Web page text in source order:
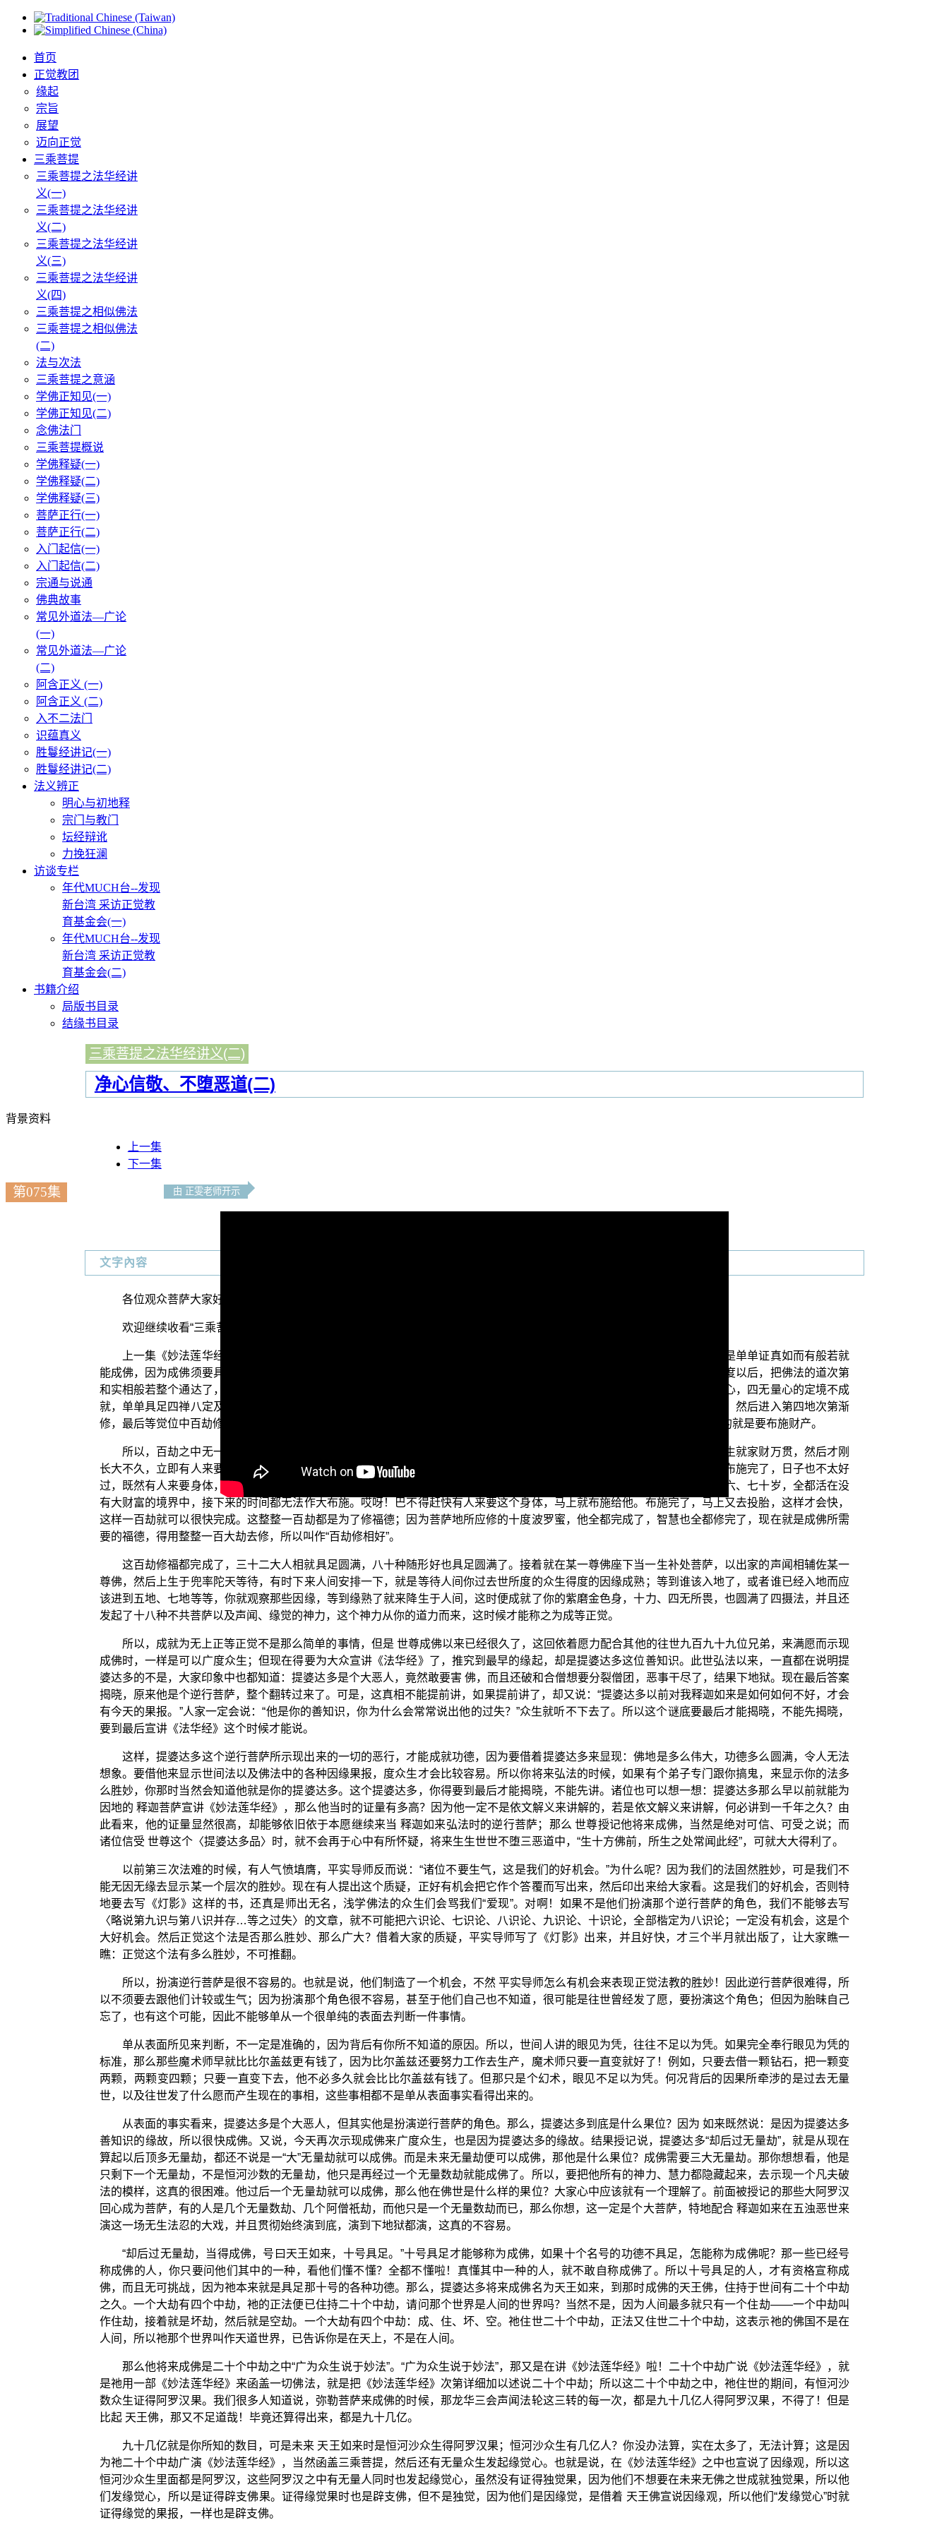
首页
正觉教团
缘起
宗旨
展望
迈向正觉
三乘菩提
三乘菩提之法华经讲
义(一)
三乘菩提之法华经讲
义(二)
三乘菩提之法华经讲
义(三)
三乘菩提之法华经讲
义(四)
三乘菩提之相似佛法
三乘菩提之相似佛法
(二)
法与次法
三乘菩提之意涵
学佛正知见(一)
学佛正知见(二)
念佛法门
三乘菩提概说
学佛释疑(一)
学佛释疑(二)
学佛释疑(三)
菩萨正行(一)
菩萨正行(二)
入门起信(一)
入门起信(二)
宗通与说通
佛典故事
常见外道法—广论
(一)
常见外道法—广论
(二)
阿含正义 (一)
阿含正义 (二)
入不二法门
识蕴真义
胜鬘经讲记(一)
胜鬘经讲记(二)
法义辨正
明心与初地释
宗门与教门
坛经辩讹
力挽狂澜
访谈专栏
年代MUCH台--发现
新台湾 采访正觉教
育基金会(一)
年代MUCH台--发现
新台湾 采访正觉教
育基金会(二)
书籍介绍
局版书目录
结缘书目录
三乘菩提之法华经讲义(二)
净心信敬、不堕恶道(二)
背景资料
上一集
下一集
第075集 由 正雯老师开示
文字內容
各位观众菩萨大家好：阿弥陀佛！
欢迎继续收看“三乘菩提之法华经讲义”。我们主要以 平实导师的《法华经讲义》的内容来为大家说明。
上一集《妙法莲华经》中的〈提婆达多品〉，我们讲到懂得《妙法莲华经》就有这个好处，当你把它听完，会知道说：不是单单证真如而有般若就
能成佛，因为成佛须要具备的功德是非常多的。六度波罗蜜一定要具足，但是具足了还不算成佛，还要继续把它圆满；圆满六度以后，把佛法的道次第
和实相般若整个通达了，才能入地。入地以后还有很多须要修的，乃至到三地满心犹如谷响的现观，如果没有具足慈悲喜舍之心，四无量心的定境不成
就，单单具足四禅八定及五神通与无生法忍，还是不能满足三地心的。当慈悲喜舍完成了，满足三地心，生起犹如谷响的现观，然后进入第四地次第渐
修，最后等觉位中百劫修相好，完全在修集福德；在这整整一百劫之中，取得色身的目的就是要布施内财，取得人间财产的目的就是要布施财产。
所以，百劫之中无一处非舍身处，无一时非舍命时，只怕人家不来求。人家不来求，福德的成就将会很慢。最好是刚一受生就家财万贯，然后才刚
长大不久，立即有人来要这些家财，于是马上布施；布施完了，立即就有人来要求你布施身体，当下又布施给他。因为财物都布施完了，日子也不太好
过，既然有人来要身体，就赶快给了，这样最好啦！所以，这两个人你都要感激，因为他们免除了你的麻烦，不然你得要活到六、七十岁，全都活在没
有大财富的境界中，接下来的时间都无法作大布施。哎呀！巴不得赶快有人来要这个身体，马上就布施给他。布施完了，马上又去投胎，这样才会快，
这样一百劫就可以很快完成。这整整一百劫都是为了修福德；因为菩萨地所应修的十度波罗蜜，他全都完成了，智慧也全都修完了，现在就是成佛所需
要的福德，得用整整一百大劫去修，所以叫作“百劫修相好”。
这百劫修福都完成了，三十二大人相就具足圆满，八十种随形好也具足圆满了。接着就在某一尊佛座下当一生补处菩萨，以出家的声闻相辅佐某一
尊佛，然后上生于兜率陀天等待，有时下来人间安排一下，就是等待人间你过去世所度的众生得度的因缘成熟；等到谁该入地了，或者谁已经入地而应
该进到五地、七地等等，你就观察那些因缘，等到缘熟了就来降生于人间，这时便成就了你的紫磨金色身，十力、四无所畏，也圆满了四摄法，并且还
发起了十八种不共菩萨以及声闻、缘觉的神力，这个神力从你的道力而来，这时候才能称之为成等正觉。
所以，成就为无上正等正觉不是那么简单的事情，但是 世尊成佛以来已经很久了，这回依着愿力配合其他的往世九百九十九位兄弟，来满愿而示现
成佛时，一样是可以广度众生；但现在得要为大众宣讲《法华经》了，推究到最早的缘起，却是提婆达多这位善知识。此世弘法以来，一直都在说明提
婆达多的不是，大家印象中也都知道：提婆达多是个大恶人，竟然敢要害 佛，而且还破和合僧想要分裂僧团，恶事干尽了，结果下地狱。现在最后答案
揭晓，原来他是个逆行菩萨，整个翻转过来了。可是，这真相不能提前讲，如果提前讲了，却又说：“提婆达多以前对我释迦如来是如何如何不好，才会
有今天的果报。”人家一定会说：“他是你的善知识，你为什么会常常说出他的过失？”众生就听不下去了。所以这个谜底要最后才能揭晓，不能先揭晓，
要到最后宣讲《法华经》这个时候才能说。
这样，提婆达多这个逆行菩萨所示现出来的一切的恶行，才能成就功德，因为要借着提婆达多来显现：佛地是多么伟大，功德多么圆满，令人无法
想象。要借他来显示世间法以及佛法中的各种因缘果报，度众生才会比较容易。所以你将来弘法的时候，如果有个弟子专门跟你搞鬼，来显示你的法多
么胜妙，你那时当然会知道他就是你的提婆达多。这个提婆达多，你得要到最后才能揭晓，不能先讲。诸位也可以想一想：提婆达多那么早以前就能为
因地的 释迦菩萨宣讲《妙法莲华经》，那么他当时的证量有多高？因为他一定不是依文解义来讲解的，若是依文解义来讲解，何必讲到一千年之久？由
此看来，他的证量显然很高，却能够依旧依于本愿继续来当 释迦如来弘法时的逆行菩萨；那么 世尊授记他将来成佛，当然是绝对可信、可受之说；而
诸位信受 世尊这个〈提婆达多品〉时，就不会再于心中有所怀疑，将来生生世世不堕三恶道中，“生十方佛前，所生之处常闻此经”，可就大大得利了。
以前第三次法难的时候，有人气愤填膺，平实导师反而说：“诸位不要生气，这是我们的好机会。”为什么呢？因为我们的法固然胜妙，可是我们不
能无因无缘去显示某一个层次的胜妙。现在有人提出这个质疑，正好有机会把它作个答覆而写出来，然后印出来给大家看。这是我们的好机会，否则特
地要去写《灯影》这样的书，还真是师出无名，浅学佛法的众生们会骂我们“爱现”。对啊！如果不是他们扮演那个逆行菩萨的角色，我们不能够去写
〈略说第九识与第八识并存…等之过失〉的文章，就不可能把六识论、七识论、八识论、九识论、十识论，全部楷定为八识论；一定没有机会，这是个
大好机会。然后正觉这个法是否那么胜妙、那么广大？借着大家的质疑，平实导师写了《灯影》出来，并且好快，才三个半月就出版了，让大家瞧一
瞧：正觉这个法有多么胜妙，不可推翻。
所以，扮演逆行菩萨是很不容易的。也就是说，他们制造了一个机会，不然 平实导师怎么有机会来表现正觉法教的胜妙！因此逆行菩萨很难得，所
以不须要去跟他们计较或生气；因为扮演那个角色很不容易，甚至于他们自己也不知道，很可能是往世曾经发了愿，要扮演这个角色；但因为胎昧自己
忘了，也有这个可能，因此不能够单从一个很单纯的表面去判断一件事情。
单从表面所见来判断，不一定是准确的，因为背后有你所不知道的原因。所以，世间人讲的眼见为凭，往往不足以为凭。如果完全奉行眼见为凭的
标准，那么那些魔术师早就比比尔盖兹更有钱了，因为比尔盖兹还要努力工作去生产，魔术师只要一直变就好了！例如，只要去借一颗钻石，把一颗变
两颗，两颗变四颗；只要一直变下去，他不必多久就会比比尔盖兹有钱了。但那只是个幻术，眼见不足以为凭。何况背后的因果所牵涉的是过去无量
世，以及往世发了什么愿而产生现在的事相，这些事相都不是单从表面事实看得出来的。
从表面的事实看来，提婆达多是个大恶人，但其实他是扮演逆行菩萨的角色。那么，提婆达多到底是什么果位？因为 如来既然说：是因为提婆达多
善知识的缘故，所以很快成佛。又说，今天再次示现成佛来广度众生，也是因为提婆达多的缘故。结果授记说，提婆达多“却后过无量劫”，就是从现在
算起以后顶多无量劫，都还不说是一“大”无量劫就可以成佛。而是未来无量劫便可以成佛，那他是什么果位？成佛需要三大无量劫。那你想想看，他是
只剩下一个无量劫，不是恒河沙数的无量劫，他只是再经过一个无量数劫就能成佛了。所以，要把他所有的神力、慧力都隐藏起来，去示现一个凡夫破
法的模样，这真的很困难。他过后一个无量劫就可以成佛，那么他在佛世是什么样的果位？大家心中应该就有一个理解了。前面被授记的那些大阿罗汉
回心成为菩萨，有的人是几个无量数劫、几个阿僧祇劫，而他只是一个无量数劫而已，那么你想，这一定是个大菩萨，特地配合 释迦如来在五浊恶世来
演这一场无生法忍的大戏，并且贯彻始终演到底，演到下地狱都演，这真的不容易。
“却后过无量劫，当得成佛，号曰天王如来，十号具足。”十号具足才能够称为成佛，如果十个名号的功德不具足，怎能称为成佛呢？那一些已经号
称成佛的人，你只要问他们其中的一种，看他们懂不懂？全都不懂啦！真懂其中一种的人，就不敢自称成佛了。所以十号具足的人，才有资格宣称成
佛，而且无可挑战，因为祂本来就是具足那十号的各种功德。那么，提婆达多将来成佛名为天王如来，到那时成佛的天王佛，住持于世间有二十个中劫
之久。一个大劫有四个中劫，衪的正法便已住持二十个中劫，请问那个世界是人间的世界吗？当然不是，因为人间最多就只有一个住劫——一个中劫叫
作住劫，接着就是坏劫，然后就是空劫。一个大劫有四个中劫：成、住、坏、空。祂住世二十个中劫，正法又住世二十个中劫，这表示祂的佛国不是在
人间，所以祂那个世界叫作天道世界，已告诉你是在天上，不是在人间。
那么他将来成佛是二十个中劫之中“广为众生说于妙法”。“广为众生说于妙法”，那又是在讲《妙法莲华经》啦！二十个中劫广说《妙法莲华经》，就
是祂用一部《妙法莲华经》来函盖一切佛法，就是把《妙法莲华经》次第详细加以述说二十个中劫；所以这二十个中劫之中，祂住世的期间，有恒河沙
数众生证得阿罗汉果。我们很多人知道说，弥勒菩萨来成佛的时候，那龙华三会声闻法轮这三转的每一次，都是九十几亿人得阿罗汉果，不得了！但是
比起 天王佛，那又不足道哉！毕竟还算得出来，都是九十几亿。
九十几亿就是你所知的数目，可是未来 天王如来时是恒河沙众生得阿罗汉果；恒河沙众生有几亿人？你没办法算，实在太多了，无法计算；这是因
为祂二十个中劫广演《妙法莲华经》，当然函盖三乘菩提，然后还有无量众生发起缘觉心。也就是说，在《妙法莲华经》之中也宣说了因缘观，所以这
恒河沙众生里面都是阿罗汉，这些阿罗汉之中有无量人同时也发起缘觉心，虽然没有证得独觉果，因为他们不想要在未来无佛之世成就独觉果，所以他
们发缘觉心，所以是证得辟支佛果。证得缘觉果时也是辟支佛，但不是独觉，因为他们是因缘觉，是借着 天王佛宣说因缘观，所以他们“发缘觉心”时就
证得缘觉的果报，一样也是辟支佛。